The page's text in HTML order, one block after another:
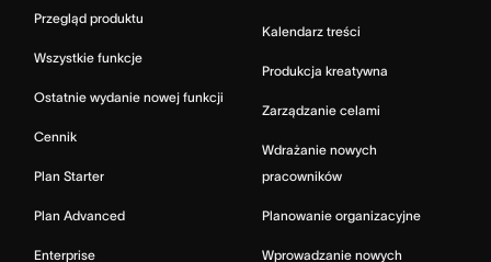
Przegląd produktu
Wszystkie funkcje
Ostatnie wydanie nowej funkcji
Cennik
Plan Starter
Plan Advanced
Enterprise
Kalendarz treści
Produkcja kreatywna
Zarządzanie celami
Wdrażanie nowych
pracowników
Planowanie organizacyjne
Wprowadzanie nowych